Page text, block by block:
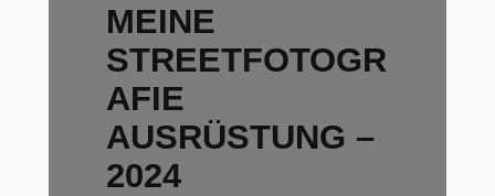
MEINE
STREETFOTOGR
AFIE
AUSRÜSTUNG –
2024